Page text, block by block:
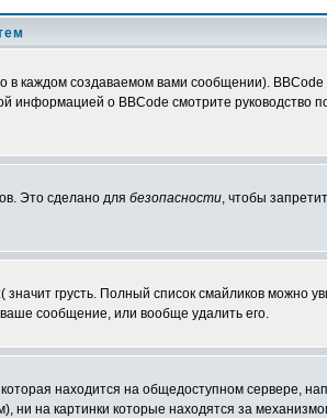
каждом создаваемом вами сообщении). BBCode
о BBCode смотрите руководство
Это сделано для безопасности, чтобы
грусть. Полный список смайликов можно
сообщение, или вообще удалить его.
находится на общедоступном сервере,
ни на картинки которые находятся за